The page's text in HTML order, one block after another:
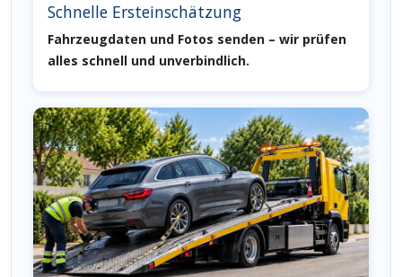
Schnelle Ersteinschätzung
Fahrzeugdaten und Fotos senden – wir prüfen
alles schnell und unverbindlich.